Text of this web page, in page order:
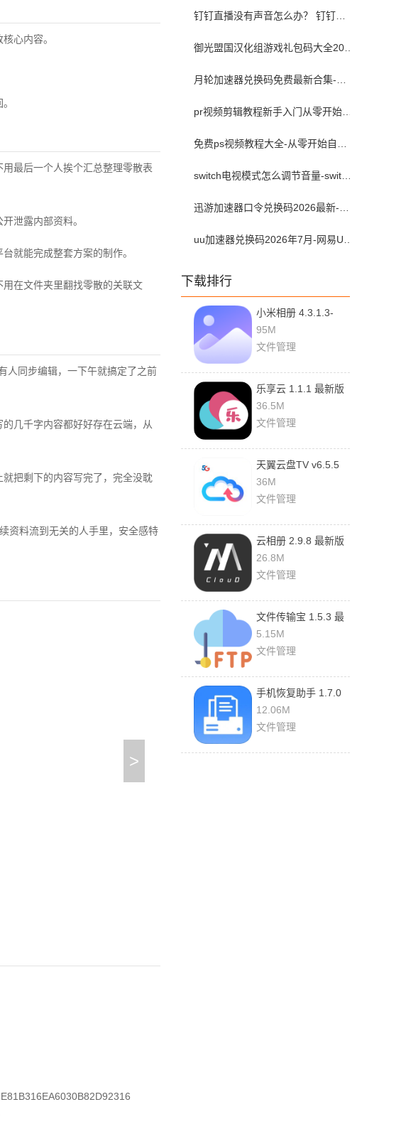
心内容。
最后一个人挨个汇总整理零散表
泄露内部资料。
就能完成整套方案的制作。
在文件夹里翻找零散的关联文
人同步编辑，一下午就搞定了之前
几千字内容都好好存在云端，从
把剩下的内容写完了，完全没耽
资料流到无关的人手里，安全感特
>
下载排行
小米相册 4.3.1.3-
global 安卓版
95M
文件管理
乐享云 1.1.1 最新版
36.5M
文件管理
天翼云盘TV v6.5.5
最新版
36M
文件管理
云相册 2.9.8 最新版
26.8M
文件管理
文件传输宝 1.5.3 最
新版
5.15M
文件管理
手机恢复助手 1.7.0
官方版
12.06M
文件管理